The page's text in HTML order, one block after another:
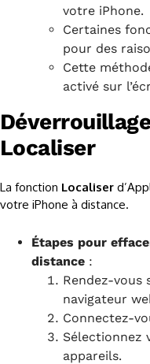
votre iPhone.
Certaines
pour des
Cette
activé sur
Localiser
La fonction Localiser
votre iPhone à distance.
Étapes pour
distance :
Rendez-vous
navigateur
Connectez-
Sélectionnez
appareils.